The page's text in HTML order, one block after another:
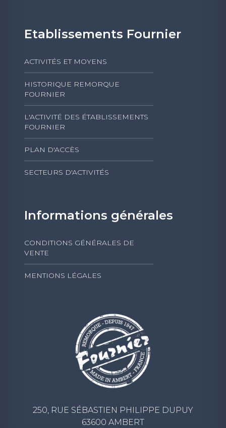
Etablissements Fournier
ACTIVITÉS ET MOYENS
HISTORIQUE REMORQUE
FOURNIER
L'ACTIVITÉ DES ÉTABLISSEMENTS
FOURNIER
PLAN D'ACCÈS
SECTEURS D'ACTIVITÉS
Informations générales
CONDITIONS GÉNÉRALES DE
VENTE
MENTIONS LÉGALES
250, RUE SÉBASTIEN PHILIPPE DUPUY
63600 AMBERT